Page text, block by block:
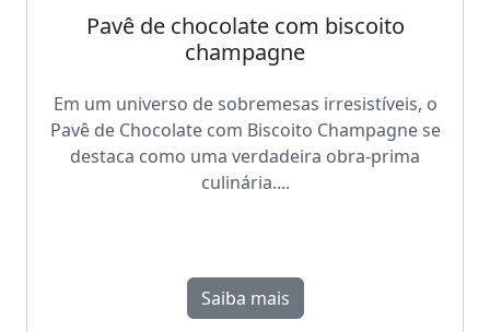
Pavê de chocolate com biscoito
champagne
Em um universo de sobremesas irresistíveis, o
Pavê de Chocolate com Biscoito Champagne se
destaca como uma verdadeira obra-prima
culinária....
Saiba mais